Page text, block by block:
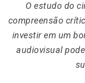
O estudo do
compreensão
investir em um
audiovisual